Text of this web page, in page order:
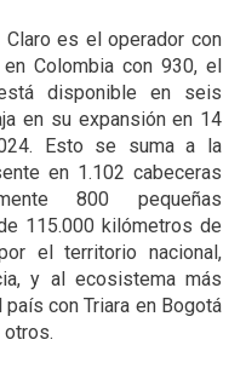
es el operador con
Colombia con 930, el
disponible en seis
en su expansión en 14
Esto se suma a la
en 1.102 cabeceras
800 pequeñas
115.000 kilómetros de
el territorio nacional,
y al ecosistema más
con Triara en Bogotá